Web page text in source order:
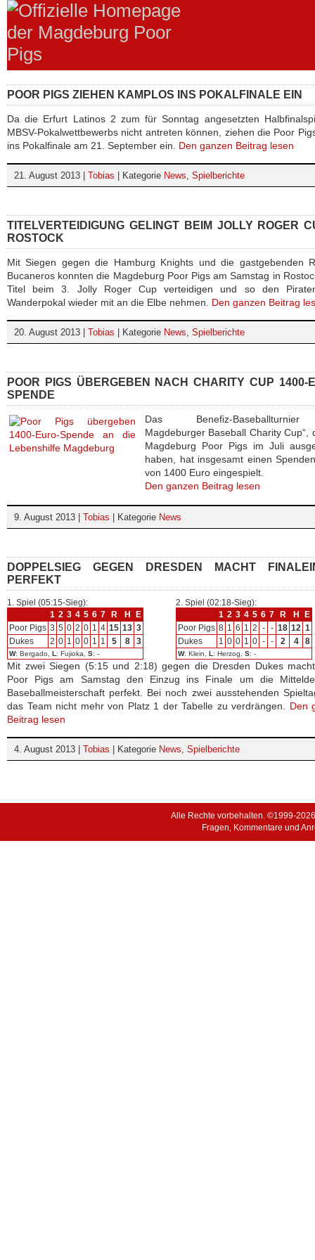
POOR PIGS ZIEHEN KAMPLOS INS POKALFINALE EIN
Da die Erfurt Latinos 2 zum für Sonntag angesetzten
MBSV-Pokalwettbewerbs nicht antreten können, ziehen die Poor
ins Pokalfinale am 21. September ein. Den ganzen Beitrag lesen
21. August 2013 | Tobias | Kategorie News, Spielberichte
TITELVERTEIDIGUNG GELINGT BEIM JOLLY ROGER
ROSTOCK
Mit Siegen gegen die Hamburg Knights und die gastgebenden
Bucaneros konnten die Magdeburg Poor Pigs am Samstag in
Titel beim 3. Jolly Roger Cup verteidigen und so den
Wanderpokal wieder mit an die Elbe nehmen. Den ganzen Beitrag
20. August 2013 | Tobias | Kategorie News, Spielberichte
POOR PIGS ÜBERGEBEN NACH CHARITY CUP 1400-
SPENDE
Das Benefiz-
Magdeburger Baseball Charity Cup“,
Magdeburg Poor Pigs im Juli
haben, hat insgesamt einen
von 1400 Euro eingespielt.
Den ganzen Beitrag lesen
9. August 2013 | Tobias | Kategorie News
DOPPELSIEG GEGEN DRESDEN MACHT
PERFEKT
1. Spiel (05:15-Sieg):
1 2 3 4 5 6 7 R H
E
Poor Pigs 3 5 0 2 0 1 4 15 13 3
Dukes
2 0 1 0 0 1 1 5 8 3
W: Bergado, L : Fujioka, S: -
2. Spiel (02:18-Sieg):
1 2 3 4 5 6 7 R H
E
Poor Pigs 8 1 6 1 2 - - 18 12 1
Dukes
1 0 0 1 0 - - 2 4 8
W: Klein, L : Herzog, S: -
Mit zwei Siegen (5:15 und 2:18) gegen die Dresden Dukes
Poor Pigs am Samstag den Einzug ins Finale um die
Baseballmeisterschaft perfekt. Bei noch zwei ausstehenden
das Team nicht mehr von Platz 1 der Tabelle zu verdrängen. Den
Beitrag lesen
4. August 2013 | Tobias | Kategorie News, Spielberichte
Alle Rechte vorbehalten. ©1999-
Fragen, Kommentare und